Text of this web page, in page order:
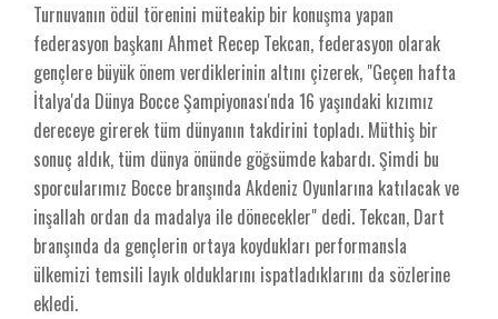
Turnuvanın ödül törenini müteakip bir konuşma yapan
federasyon başkanı Ahmet Recep Tekcan, federasyon olarak
gençlere büyük önem verdiklerinin altını çizerek, "Geçen hafta
İtalya'da Dünya Bocce Şampiyonası'nda 16 yaşındaki kızımız
dereceye girerek tüm dünyanın takdirini topladı. Müthiş bir
sonuç aldık, tüm dünya önünde göğsümde kabardı. Şimdi bu
sporcularımız Bocce branşında Akdeniz Oyunlarına katılacak ve
inşallah ordan da madalya ile dönecekler" dedi. Tekcan, Dart
branşında da gençlerin ortaya koydukları performansla
ülkemizi temsili layık olduklarını ispatladıklarını da sözlerine
ekledi.